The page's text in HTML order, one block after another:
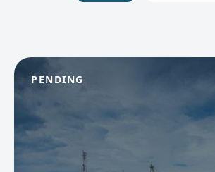
PENDING